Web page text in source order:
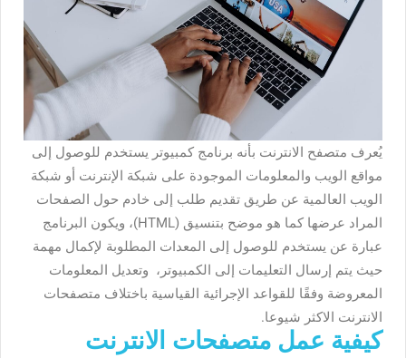
يُعرف متصفح الانترنت بأنه برنامج كمبيوتر يستخدم للوصول إلى
مواقع الويب والمعلومات الموجودة على شبكة الإنترنت أو شبكة
الويب العالمية عن طريق تقديم طلب إلى خادم حول الصفحات
المراد عرضها كما هو موضح بتنسيق (HTML)، ويكون البرنامج
عبارة عن يستخدم للوصول إلى المعدات المطلوبة لإكمال مهمة
حيث يتم إرسال التعليمات إلى الكمبيوتر، وتعديل المعلومات
المعروضة وفقًا للقواعد الإجرائية القياسية باختلاف متصفحات
الانترنت الاكثر شيوعا.
كيفية عمل متصفحات الانترنت